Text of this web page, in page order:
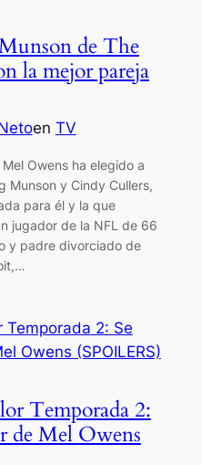
de The
la mejor pareja
en TV
Owens ha elegido a
Munson y Cindy Cullers,
para él y la que
jugador de la NFL de 66
y padre divorciado de
Temporada 2:
de Mel Owens